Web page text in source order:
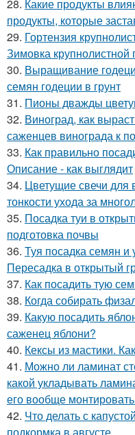
28. Какие продукты
продукты, которые
29. Гортензия
Зимовка крупнолистной
30. Выращивание
семян годеции в грунт
31. Пионы дважды
32. Виноград, как
саженцев винограда к
33. Как правильно
Описание - как выглядит
34. Цветущие свечи для
тонкости ухода за
35. Посадка туи в
подготовка почвы
36. Туя посадка семян и
Пересадка в открытый
37. Как посадить тую
38. Когда собирать
39. Какую посадить
саженец яблони?
40. Кексы из мастики.
41. Можно ли ламинат
какой укладывать
его вообще
42. Что делать с